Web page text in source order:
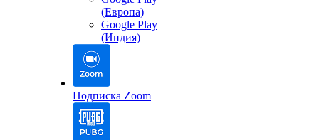
(Европа)
Google Play
(Индия)
Подписка Zoom